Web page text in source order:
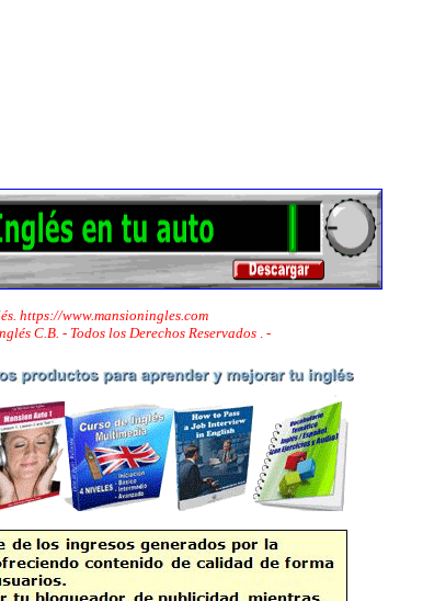
https://www.mansioningles.com
C.B. - Todos los Derechos Reservados . -